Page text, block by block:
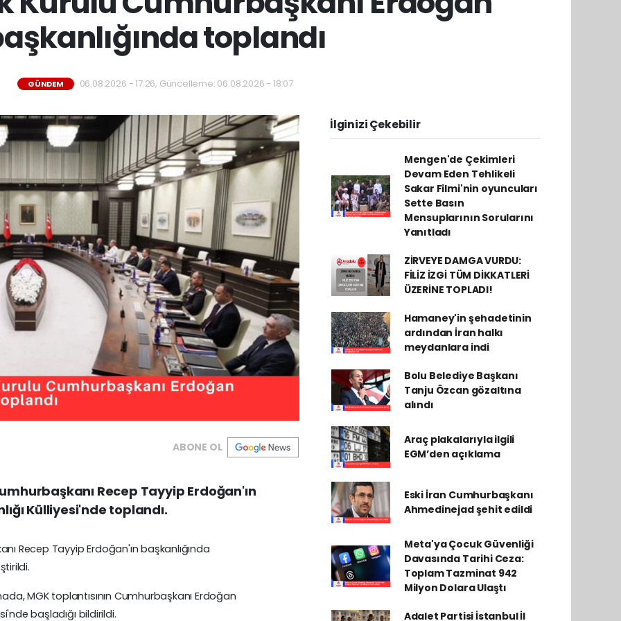
toplandı
GÜNDEM 06.08.2026 - 17:26, Güncelleme: 06.08.2026 - 18:07
ABONE OL
Recep Tayyip Erdoğan'ın
Külliyesi'nde toplandı.
Recep Tayyip Erdoğan'ın başkanlığında
MGK toplantısının Cumhurbaşkanı Erdoğan
başladığı bildirildi.
İlginizi Çekebilir
Mengen'de Çekimleri
Devam Eden Tehlikeli
Sakar Filmi'nin oyuncuları
Sette Basın
Mensuplarının Sorularını
Yanıtladı
ZİRVEYE DAMGA VURDU:
FİLİZ İZGİ TÜM DİKKATLERİ
ÜZERİNE TOPLADI!
Hamaney'in şehadetinin
ardından İran halkı
meydanlara indi
Bolu Belediye Başkanı
Tanju Özcan gözaltına
alındı
Araç plakalarıyla ilgili
EGM’den açıklama
Eski İran Cumhurbaşkanı
Ahmedinejad şehit edildi
Meta'ya Çocuk Güvenliği
Davasında Tarihi Ceza:
Toplam Tazminat 942
Milyon Dolara Ulaştı
Adalet Partisi İstanbul İl